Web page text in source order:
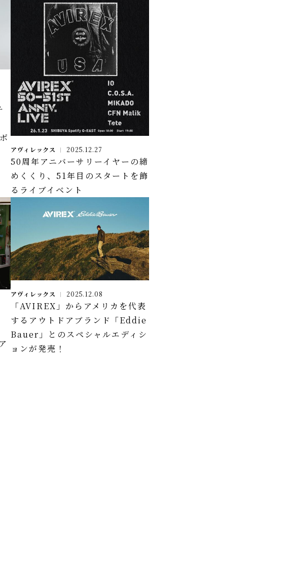
アヴィレックス 2025.12.27
50周年アニバーサリーイヤーの締
めくくり、51年目のスタートを飾
るライブイベント
アヴィレックス 2025.12.08
「AVIREX」からアメリカを代表
するアウトドアブランド「Eddie
Bauer」とのスペシャルエディシ
ョンが発売！